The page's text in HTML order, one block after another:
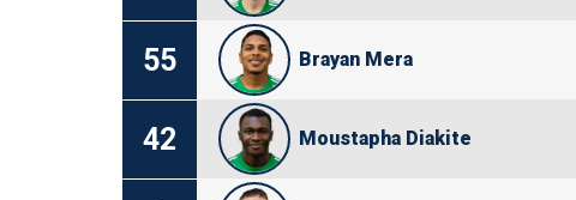
55 Brayan Mera
42 Moustapha Diakite